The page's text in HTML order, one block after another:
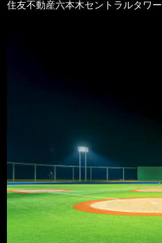
住友不動産六本木セントラルタワー